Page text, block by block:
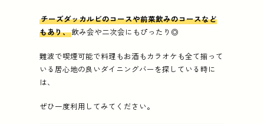
チーズダッカルビのコースや前菜飲みのコースなど
もあり、飲み会や二次会にもぴったり◎
難波で喫煙可能で料理もお酒もカラオケも全て揃って
いる居心地の良いダイニングバーを探している時に
は、
ぜひ一度利用してみてください。